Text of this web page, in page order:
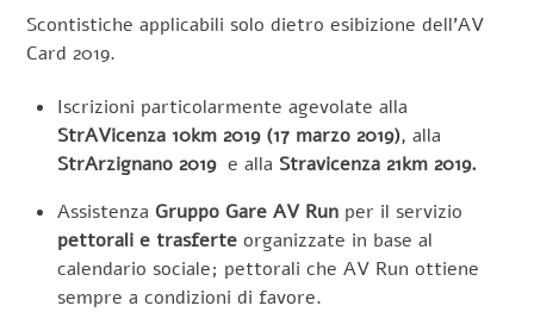
Scontistiche applicabili solo dietro esibizione dell’AV
Card 2019.
Iscrizioni particolarmente agevolate alla
StrAVicenza 10km 2019 (17 marzo 2019), alla
StrArzignano 2019e alla Stravicenza 21km 2019.
Assistenza Gruppo Gare AV Run per il servizio
pettorali e trasferte organizzate in base al
calendario sociale; pettorali che AV Run ottiene
sempre a condizioni di favore.